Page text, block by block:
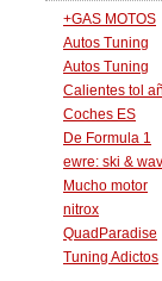
+GAS MOTOS
Autos Tuning
Autos Tuning
Calientes tol
Coches ES
De Formula 1
ewre: ski &
Mucho motor
nitrox
QuadParadise
Tuning Adictos